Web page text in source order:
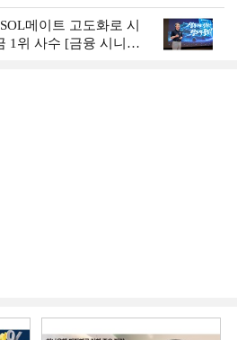
메이트 고도화로 시
1위 사수 [금융 시니어